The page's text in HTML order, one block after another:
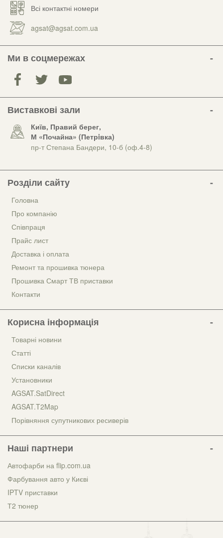
Всі контактні номери
agsat@agsat.com.ua
Ми в соцмережах
Виставкові зали
Київ, Правий берег,
М «Почайна» (Петрiвка)
пр-т Степана Бандери, 10-б (оф.4-8)
Розділи сайту
Головна
Про компанію
Співпраця
Прайс лист
Доставка і оплата
Ремонт та прошивка тюнера
Прошивка Смарт ТВ приставки
Контакти
Корисна інформація
Товарні новини
Статті
Списки каналів
Установники
AGSAT.SatDirect
AGSAT.T2Map
Порівняння супутникових ресиверів
Наші партнери
Автофарби на flip.com.ua
Фарбування авто у Києві
IPTV приставки
Т2 тюнер